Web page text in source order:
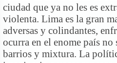
ciudad que ya no les es
violenta. Lima es la gran
adversas y colindantes,
ocurra en el enome país
barrios y mixtura. La